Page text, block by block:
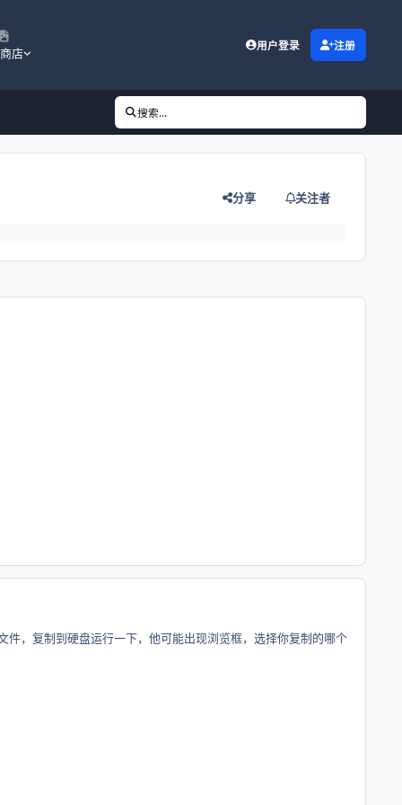
商店
用户登录 注册
搜索...
分享 关注者
，复制到硬盘运行一下，他可能出现浏览框，选择你复制的哪个